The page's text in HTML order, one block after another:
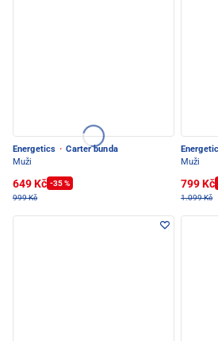
Energetics · Carter bunda
Muži
649 Kč -35 %
999 Kč
Muži
799 Kč
1.099 Kč